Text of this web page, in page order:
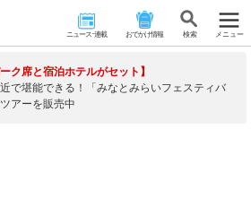
ニュース･連載 おでかけ情報 検 索 メニュー
ーク席と宿泊ホテルがセット】
で堪能できる！「みなとみらいフェスティバ
アーを販売中